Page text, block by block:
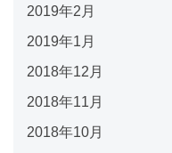
2019年2月
2019年1月
2018年12月
2018年11月
2018年10月